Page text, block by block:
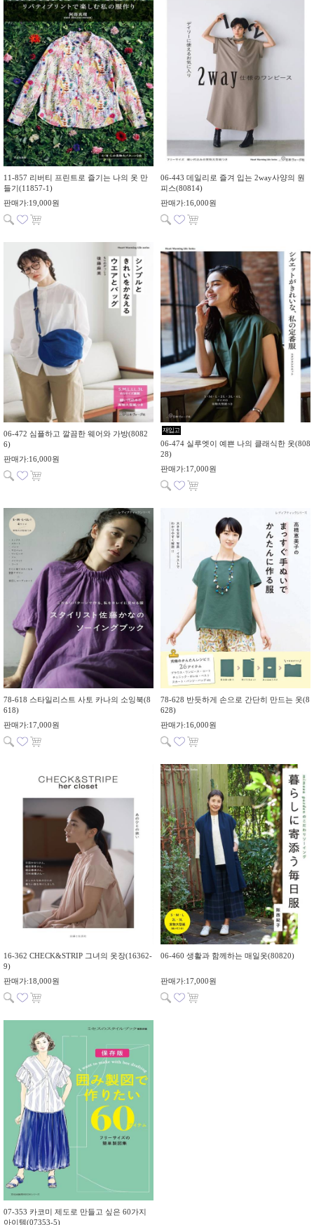
11-857 리버티 프린트로 즐기는 나의 옷 만
들기(11857-1)
판매가:19,000원
06-443 데일리로 즐겨 입는 2way사양의 원
피스(80814)
판매가:16,000원
06-472 심플하고 깔끔한 웨어와 가방(8082
6)
판매가:16,000원
재입고
06-474 실루엣이 예쁜 나의 클래식한 옷(808
28)
판매가:17,000원
78-618 스타일리스트 사토 카나의 소잉북(8
618)
판매가:17,000원
78-628 반듯하게 손으로 간단히 만드는 옷(8
628)
판매가:16,000원
16-362 CHECK&STRIP 그녀의 옷장(16362-
9)
판매가:18,000원
06-460 생활과 함께하는 매일옷(80820)
판매가:17,000원
07-353 카코미 제도로 만들고 싶은 60가지
아이템(07353-5)